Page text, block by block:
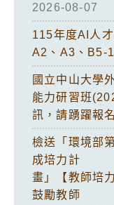
2026-08-07
115年度AI人
A2、A3、B5-
國立中山大學
能力研習班
訊，請踴躍報
檢送「環境部
成培力計
畫」【教師培
鼓勵教師